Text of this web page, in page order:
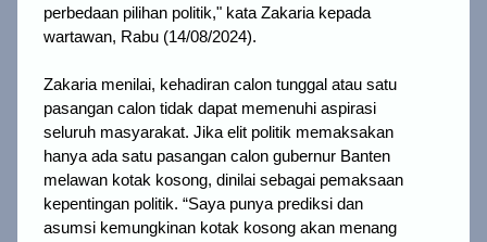
perbedaan pilihan politik," kata Zakaria kepada
wartawan, Rabu (14/08/2024).
Zakaria menilai, kehadiran calon tunggal atau satu
pasangan calon tidak dapat memenuhi aspirasi
seluruh masyarakat. Jika elit politik memaksakan
hanya ada satu pasangan calon gubernur Banten
melawan kotak kosong, dinilai sebagai pemaksaan
kepentingan politik. “Saya punya prediksi dan
asumsi kemungkinan kotak kosong akan menang